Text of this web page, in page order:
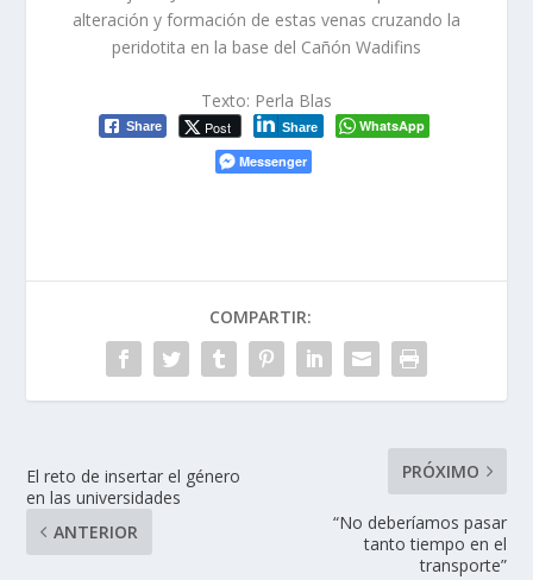
alteración y formación de estas venas cruzando la
peridotita en la base del Cañón Wadifins
Texto: Perla Blas
Share Post Share
WhatsApp
Messenger
COMPARTIR:
El reto de insertar el género
en las universidades
ANTERIOR
PRÓXIMO
“No deberíamos pasar
tanto tiempo en el
transporte”